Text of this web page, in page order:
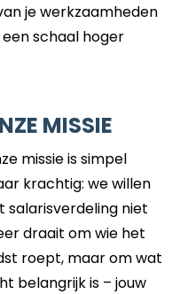
je werkzaamheden
schaal hoger
MISSIE
missie is simpel
krachtig: we willen
salarisverdeling niet
draait om wie het
roept, maar om wat
belangrijk is – jouw